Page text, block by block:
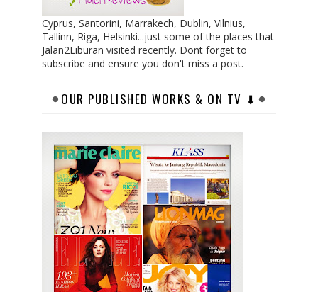
Cyprus, Santorini, Marrakech, Dublin, Vilnius,
Tallinn, Riga, Helsinki...just some of the places that
Jalan2Liburan visited recently. Dont forget to
subscribe and ensure you don't miss a post.
OUR PUBLISHED WORKS & ON TV ⬇︎